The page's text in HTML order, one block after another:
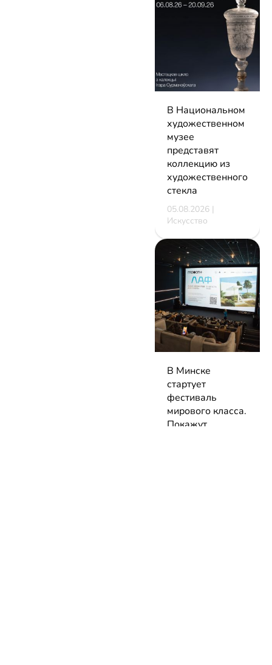
В Национальном
художественном
музее
представят
коллекцию из
художественного
стекла
05.08.2026 |
Искусство
В Минске
стартует
фестиваль
мирового класса.
Покажут